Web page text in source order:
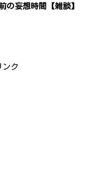
の妄想時間【雑談】
ンク